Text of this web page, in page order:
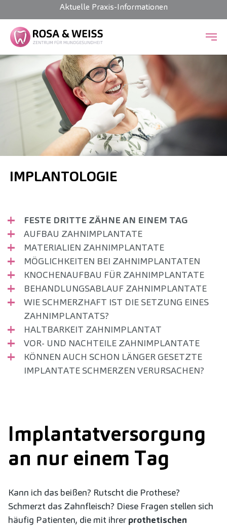
Zum Hauptinhalt springen
Aktuelle Praxis-Informationen
IMPLANTOLOGIE
FESTE DRITTE ZÄHNE AN EINEM TAG
AUFBAU ZAHNIMPLANTATE
MATERIALIEN ZAHNIMPLANTATE
MÖGLICHKEITEN BEI ZAHNIMPLANTATEN
KNOCHENAUFBAU FÜR ZAHNIMPLANTATE
BEHANDLUNGSABLAUF ZAHNIMPLANTATE
WIE SCHMERZHAFT IST DIE SETZUNG EINES
ZAHNIMPLANTATS?
HALTBARKEIT ZAHNIMPLANTAT
VOR- UND NACHTEILE ZAHNIMPLANTATE
KÖNNEN AUCH SCHON LÄNGER GESETZTE
IMPLANTATE SCHMERZEN VERURSACHEN?
Implantatversorgung
an nur einem Tag
Kann ich das beißen? Rutscht die Prothese?
Schmerzt das Zahnfleisch? Diese Fragen stellen sich
häufig Patienten, die mit ihrer prothetischen